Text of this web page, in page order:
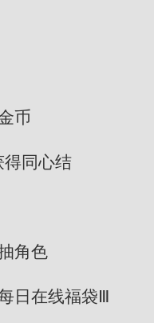
币
得同心结
角色
日在线福袋Ⅲ